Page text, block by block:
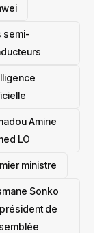
semi-
Amine
LO
ministre
Sonko
de